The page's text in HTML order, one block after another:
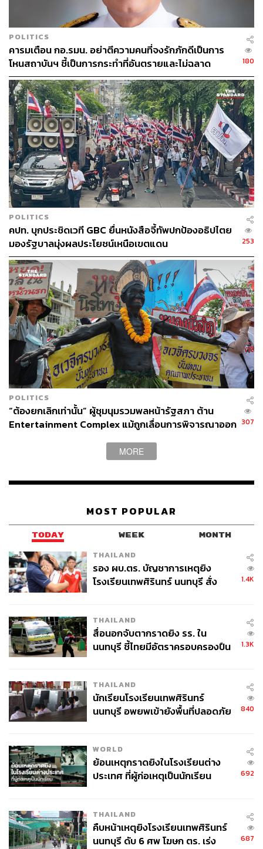
(ศปปส.)
ภาคีปกป้องสถาบัน
ความจงรักภักดี
POLITICS
คารมเตือน กอ.รมน. อย่าตีความคนที่จงรักภักดีเป็นการ
โหนสถาบันฯ ชี้เป็นการกระทำที่อันตรายและไม่ฉลาด
180
POLITICS
คปท. บุกประชิดเวที GBC ยื่นหนังสือจี้ทัพปกป้องอธิปไตย
มองรัฐบาลมุ่งผลประโยชน์เหนือเขตแดน
253
POLITICS
“ต้องยกเลิกเท่านั้น” ผู้ชุมนุมรวมพลหน้ารัฐสภา ต้าน
Entertainment Complex แม้ถูกเลื่อนการพิจารณาออก 307
MORE
MOST POPULAR
TODAY WEEK MONTH
THAILAND
รอง ผบ.ตร. บัญชาการเหตุยิง
โรงเรียนเทพศิรินทร์ นนทบุรี สั่ง
1.4K
THAILAND
สื่อนอกจับตากราดยิง รร. ใน
นนทบุรี ชี้ไทยมีอัตราครอบครองปืน
1.3K
THAILAND
นักเรียนโรงเรียนเทพศิรินทร์
นนทบุรี อพยพเข้ายังพื้นที่ปลอดภัย
840
WORLD
ย้อนเหตุกราดยิงในโรงเรียนต่าง
ประเทศ ที่ผู้ก่อเหตุเป็นนักเรียน
692
THAILAND
คืบหน้าเหตุยิงโรงเรียนเทพศิรินทร์
นนทบุรี ดับ 6 ศพ โฆษก ตร. เร่ง
687